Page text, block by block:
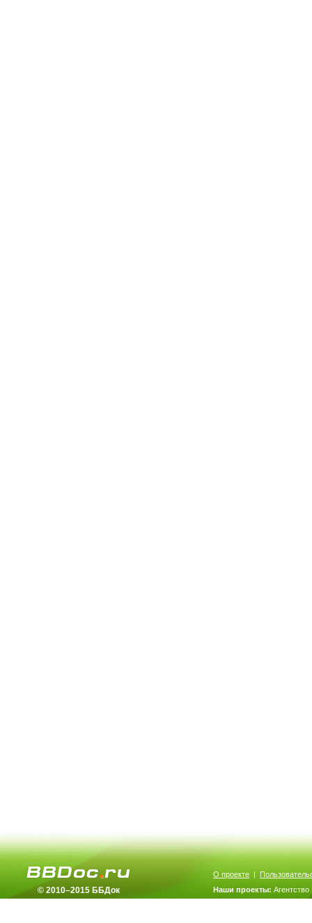
© 2010–2015 ББДок
О проекте |
Наши проекты: